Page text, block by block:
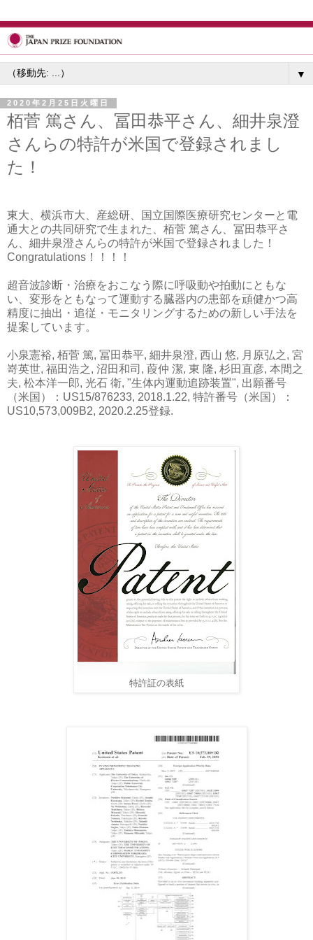
▼
2020年2月25日火曜日
栢菅 篤さん、冨田恭平さん、細井泉澄
さんらの特許が米国で登録されまし
た！
東大、横浜市大、産総研、国立国際医療研究センターと電
通大との共同研究で生まれた、栢菅 篤さん
冨田恭平さ
ん
細井泉澄さんらの特許が米国で登録されました！
Congratulations！！！！
超音波診断・治療をおこなう際に呼吸動や拍動にともな
い、変形をともなって運動する臓器内の患部を頑健かつ高
精度に抽出・追従・モニタリングするための新しい手法を
提案しています。
小泉憲裕, 栢菅 篤, 冨田恭平, 細井泉澄, 西山 悠, 月原弘之, 宮
嵜英世, 福田浩之, 沼田和司, 葭仲 潔, 東 隆, 杉田直彦, 本間之
夫, 松本洋一郎, 光石 衛, "生体内運動追跡装置", 出願番号
（米国）：US15/876233, 2018.1.22, 特許番号（米国）：
US10,573,009B2, 2020.2.25登録.
特許証の表紙